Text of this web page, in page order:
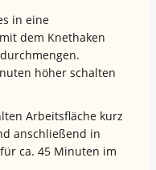
in eine
dem Knethaken
höher schalten
Arbeitsfläche kurz
anschließend in
ca. 45 Minuten im